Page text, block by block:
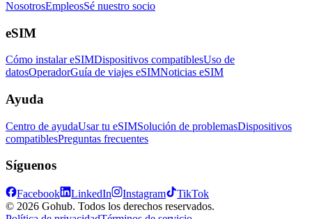
NosotrosEmpleosSé nuestro socio
eSIM
Cómo instalar eSIMDispositivos compatiblesUso de
datosOperadorGuía de viajes eSIMNoticias eSIM
Ayuda
Centro de ayudaUsar tu eSIMSolución de problemasDispositivos
compatiblesPreguntas frecuentes
Síguenos
Facebook LinkedIn Instagram
TikTok
© 2026 Gohub. Todos los derechos reservados.